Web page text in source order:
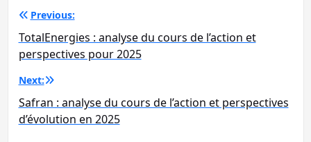
Navigation
de
l’article
Previous:
TotalEnergies : analyse du cours de l’action et
perspectives pour 2025
Next:
Safran : analyse du cours de l’action et perspectives
d’évolution en 2025